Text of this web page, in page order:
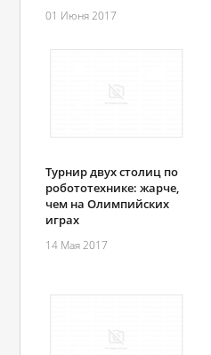
01 Июня 2017
Турнир двух столиц по
робототехнике: жарче,
чем на Олимпийских
играх
14 Мая 2017